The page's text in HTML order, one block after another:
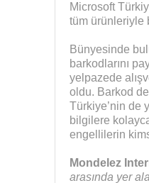
Microsoft
tüm ürünleriyle
Bünyesinde
barkodlarını
yelpazede
oldu. Barkod
Türkiye’nin de
bilgilere
engellilerin
Mondelez
arasında yer